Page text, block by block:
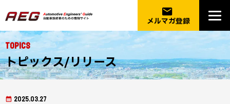
email
メルマガ登録
Topics
トピックス/リリース
2025.03.27